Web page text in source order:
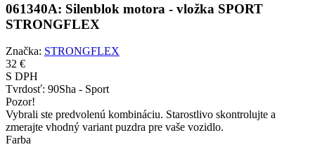
061340A: Silenblok motora - vložka SPORT
STRONGFLEX
Značka: STRONGFLEX
32 €
S DPH
Tvrdosť: 90Sha - Sport
Pozor!
Vybrali ste predvolenú kombináciu. Starostlivo skontrolujte a
zmerajte vhodný variant puzdra pre vaše vozidlo.
Farba